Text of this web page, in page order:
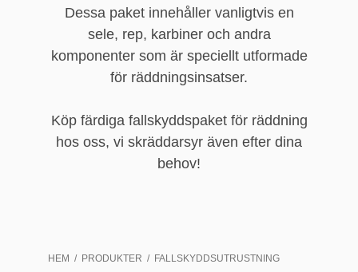
Dessa paket innehåller vanligtvis en
sele, rep, karbiner och andra
komponenter som är speciellt utformade
för räddningsinsatser.
Köp färdiga fallskyddspaket för räddning
hos oss, vi skräddarsyr även efter dina
behov!
HEM PRODUKTER FALLSKYDDSUTRUSTNING